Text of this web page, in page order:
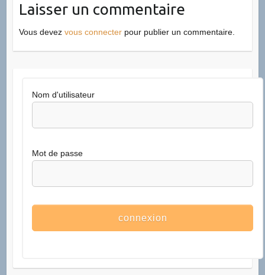
Laisser un commentaire
Vous devez vous connecterpour publier un commentaire.
Nom d'utilisateur
Mot de passe